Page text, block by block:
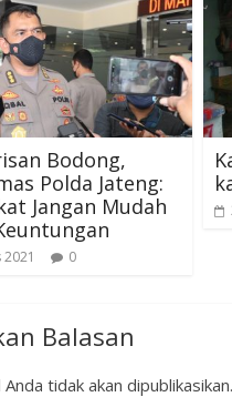
Bodong,
Polda Jateng:
Jangan Mudah
0
Balasan
tidak akan dipublikasikan.